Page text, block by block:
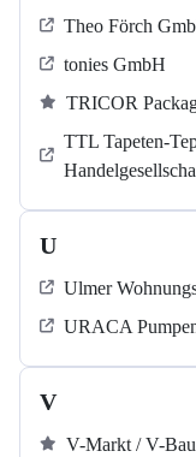
Theo Förch
tonies GmbH
TRICOR
TTL Tapeten-
U
Ulmer
URACA
V
V-Markt / V-